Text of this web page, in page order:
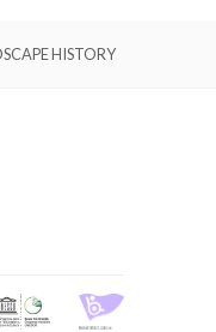
HISTORY